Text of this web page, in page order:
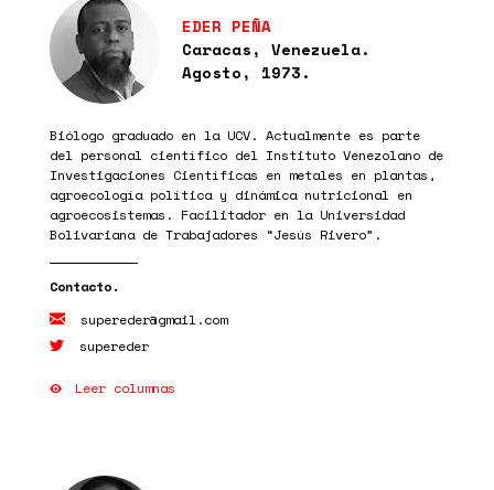
EDER PEÑA
Caracas, Venezuela.
Agosto, 1973.
Biólogo graduado en la UCV. Actualmente es parte
del personal científico del Instituto Venezolano de
Investigaciones Científicas en metales en plantas,
agroecología política y dinámica nutricional en
agroecosistemas. Facilitador en la Universidad
Bolivariana de Trabajadores “Jesús Rivero”.
supereder@gmail.com
supereder
Leer columnas